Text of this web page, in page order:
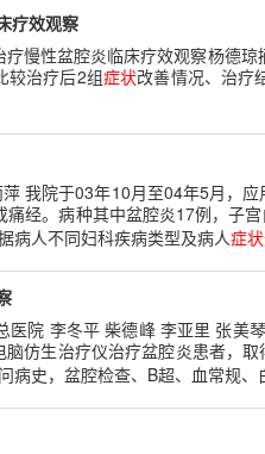
疗效观察
慢性盆腔炎临床疗效观察杨德
较治疗后2组症状改善情况、治疗
我院于03年10月至04年5月，
经。病种其中盆腔炎17例，子
病人不同妇科疾病类型及病人症状
院 李冬平 柴德峰 李亚里 张美
仿生治疗仪治疗盆腔炎患者，
病史，盆腔检查、B超、血常规